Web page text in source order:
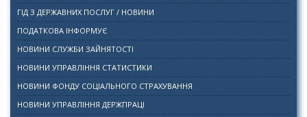
ГІД З ДЕРЖАВНИХ ПОСЛУГ / НОВИНИ
ПОДАТКОВА ІНФОРМУЄ
НОВИНИ СЛУЖБИ ЗАЙНЯТОСТІ
НОВИНИ УПРАВЛІННЯ СТАТИСТИКИ
НОВИНИ ФОНДУ СОЦІАЛЬНОГО СТРАХУВАННЯ
НОВИНИ УПРАВЛІННЯ ДЕРЖПРАЦІ